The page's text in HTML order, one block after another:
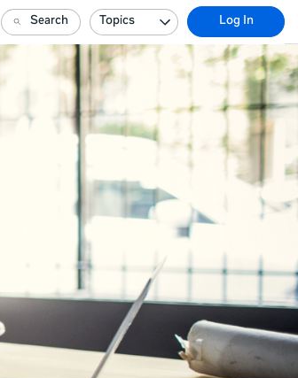
Search Topics Log In